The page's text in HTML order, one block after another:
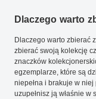
Dlaczego warto
Dlaczego warto zbierać
zbierać swoją kolekcję
znaczków
egzemplarze, które są
niepełna i brakuje w
uzupełnisz ją właśnie